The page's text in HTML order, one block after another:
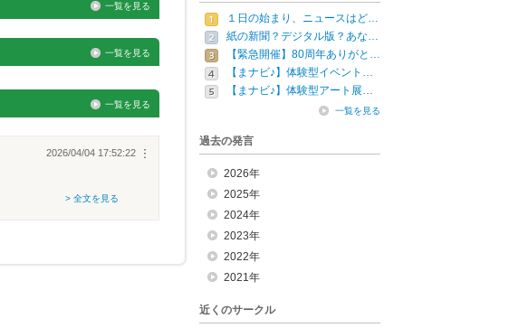
一覧を見る
一覧を見る
一覧を見る
︙
2026/04/04 17:52:22
> 全文を見る
１日の始まり、ニュースはど…
紙の新聞？デジタル版？あな…
【緊急開催】80周年ありがと…
【まナビ♪】体験型イベント…
【まナビ♪】体験型アート展…
一覧を見る
過去の発言
2026年
2025年
2024年
2023年
2022年
2021年
近くのサークル